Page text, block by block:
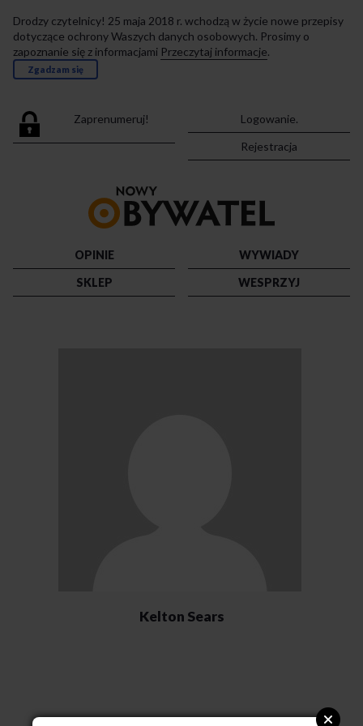
Drodzy czytelnicy! 25 maja 2018 r. wchodzą w życie nowe przepisy
dotyczące ochrony Waszych danych osobowych. Prosimy o
zapoznanie się z informacjami Przeczytaj informacje.
Zgadzam się
Zaprenumeruj!
Logowanie.
Rejestracja
strony
OPINIE
WYWIADY
SKLEP
WESPRZYJ
Kelton Sears